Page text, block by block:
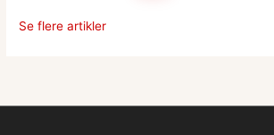
Se flere artikler